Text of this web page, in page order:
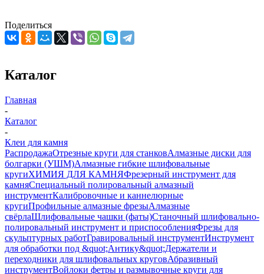
Поделиться
Каталог
Главная
-
Каталог
-
Клеи для камня
РаспродажаОтрезные круги для станковАлмазные диски для
болгарки (УШМ)Алмазные гибкие шлифовальные
кругиХИМИЯ ДЛЯ КАМНЯФрезерный инструмент для
камняСпециальный полировальный алмазный
инструментКалибровочные и каннелюрные
кругиПрофильные алмазные фрезыАлмазные
свёрлаШлифовальные чашки (фаты)Станочный шлифовально-
полировальный инструмент и приспособленияФрезы для
скульптурных работГравировальный инструментИнструмент
для обработки под &quot;Антику&quot;Держатели и
переходники для шлифовальных круговАбразивный
инструментВойлоки фетры и размывочные круги для